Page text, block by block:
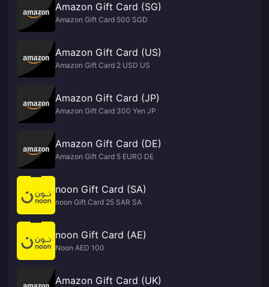
Amazon Gift Card (SG)
Amazon Gift Card 500 SGD
Amazon Gift Card (US)
Amazon Gift Card 2 USD US
Amazon Gift Card (JP)
Amazon Gift Card 300 Yen JP
Amazon Gift Card (DE)
Amazon Gift Card 5 EURO DE
noon Gift Card (SA)
noon Gift Card 25 SAR SA
noon Gift Card (AE)
Noon AED 100
Amazon Gift Card (UK)